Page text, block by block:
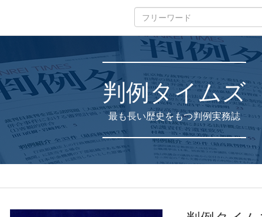
判例タイムズ
最も長い歴史をもつ判例実務誌